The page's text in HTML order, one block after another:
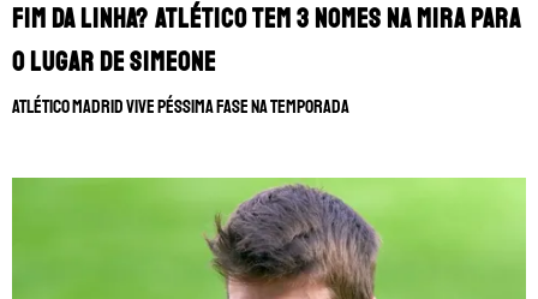
Fim da linha? Atlético tem 3 nomes na mira para
o lugar de Simeone
Atlético Madrid vive péssima fase na temporada